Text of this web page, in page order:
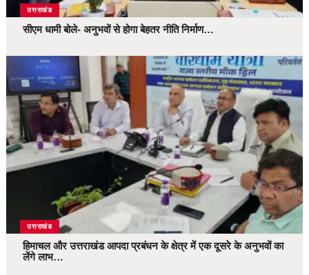
उत्तराखंड
सीएम धामी बोले- अनुभवों से होगा बेहतर नीति निर्माण…
उत्तराखंड
हिमाचल और उत्तराखंड आपदा प्रबंधन के क्षेत्र में एक दूसरे के अनुभवों का
लेंगे लाभ…